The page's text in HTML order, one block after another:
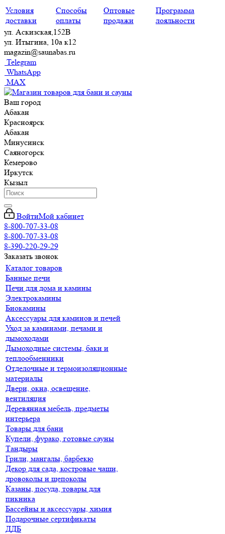
Условия
доставки
Способы
оплаты
Оптовые
продажи
Программа
лояльности
ул. Аскизская,152В
ул. Итыгина, 10а к12
magazin@saunabas.ru
Telegram
WhatsApp
MAX
Ваш город
Абакан
Красноярск
Абакан
Минусинск
Саяногорск
Кемерово
Иркутск
Кызыл
ВойтиМой кабинет
8-800-707-33-08
8-800-707-33-08
8-390-220-29-29
Заказать звонок
Каталог товаров
Банные печи
Печи для дома и камины
Электрокамины
Биокамины
Аксессуары для каминов и печей
Уход за каминами, печами и
дымоходами
Дымоходные системы, баки и
теплообменники
Отделочные и термоизоляционные
материалы
Двери, окна, освещение,
вентиляция
Деревянная мебель, предметы
интерьера
Товары для бани
Купели, фурако, готовые сауны
Тандыры
Грили, мангалы, барбекю
Декор для сада, костровые чаши,
дровоколы и щепоколы
Казаны, посуда, товары для
пикника
Бассейны и аксессуары, химия
Подарочные сертификаты
ДДБ